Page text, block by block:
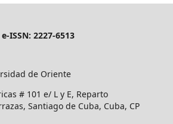
e-ISSN: 2227-6513
de Oriente
# 101 e/ L y E, Reparto
Santiago de Cuba, Cuba, CP